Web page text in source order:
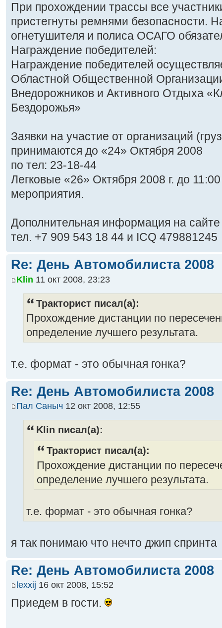
При прохождении трассы все
пристегнуты ремнями безопасности.
огнетушителя и полиса ОСАГО
Награждение победителей:
Награждение победителей
Областной Общественной
Внедорожников и Активного Отдыха
Бездорожья»
Заявки на участие от организаций
принимаются до «24» Октября 2008
по тел: 23-18-44
Легковые «26» Октября 2008 г. до
мероприятия.
Дополнительная информация на
тел. +7 909 543 18 44 и ICQ 479881245
Re: День Автомобилиста 2008
Klin 11 окт 2008, 23:23
Тракторист писал(а):
Прохождение дистанции по
определение лучшего результата.
т.е. формат - это обычная гонка?
Re: День Автомобилиста 2008
Пал Саныч 12 окт 2008, 12:55
Klin писал(а):
Тракторист писал(а):
Прохождение дистанции по
определение лучшего результата.
т.е. формат - это обычная гонка?
я так понимаю что нечто джип спринта
Re: День Автомобилиста 2008
lexxij 16 окт 2008, 15:52
Приедем в гости.